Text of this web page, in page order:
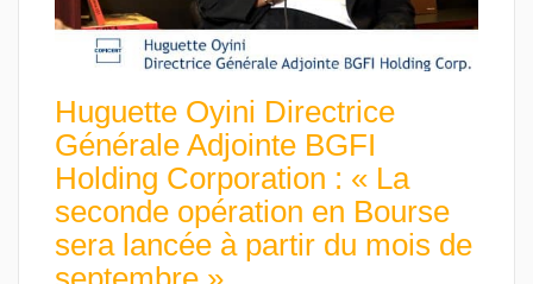
Huguette Oyini Directrice
Générale Adjointe BGFI
Holding Corporation : « La
seconde opération en Bourse
sera lancée à partir du mois de